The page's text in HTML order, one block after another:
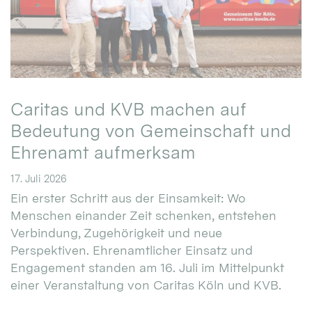
Caritas und KVB machen auf
Bedeutung von Gemeinschaft und
Ehrenamt aufmerksam
17. Juli 2026
Ein erster Schritt aus der Einsamkeit: Wo
Menschen einander Zeit schenken, entstehen
Verbindung, Zugehörigkeit und neue
Perspektiven. Ehrenamtlicher Einsatz und
Engagement standen am 16. Juli im Mittelpunkt
einer Veranstaltung von Caritas Köln und KVB.